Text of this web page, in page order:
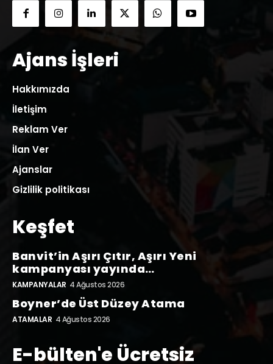
Ajans İşleri
Hakkımızda
İletişim
Reklam Ver
İlan Ver
Ajanslar
Gizlilik politikası
Keşfet
Banvit’in Aşırı Çıtır, Aşırı Yeni
kampanyası yayında…
KAMPANYALAR 4 Ağustos 2026
Boyner’de Üst Düzey Atama
ATAMALAR 4 Ağustos 2026
E-bülten'e Ücretsiz